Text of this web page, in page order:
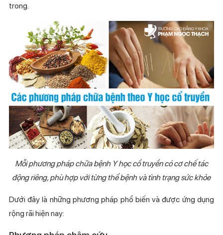
trong.
Mỗi phương pháp chữa bệnh Y học cổ truyền có cơ chế tác
động riêng, phù hợp với từng thể bệnh và tình trạng sức khỏe
Dưới đây là những phương pháp phổ biến và được ứng dụng
rộng rãi hiện nay: